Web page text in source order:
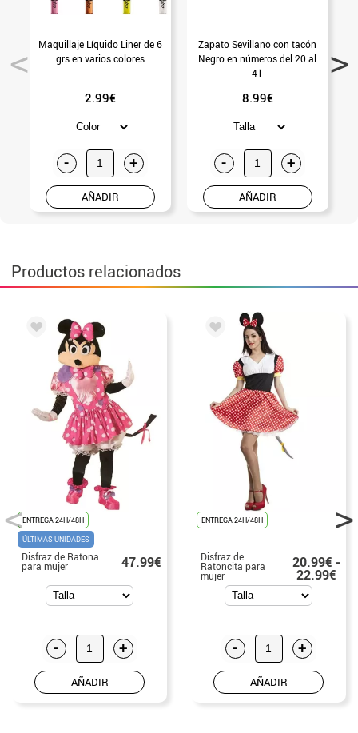
Maquillaje Líquido Liner de 6
grs en varios colores
2.99€
- +
AÑADIR
Zapato Sevillano con tacón
Negro en números del 20 al
41
8.99€
- +
AÑADIR
Productos relacionados
ENTREGA 24H/48H
ÚLTIMAS UNIDADES
Disfraz de Ratona
para mujer 47.99€
- +
AÑADIR
ENTREGA 24H/48H
Disfraz de
Ratoncita para
mujer
20.99€ -
22.99€
- +
AÑADIR